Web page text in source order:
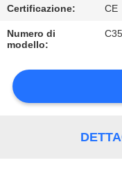
CONTATTICI
NOTIZIE
Certificazione: CE
Numero di
modello:
C35